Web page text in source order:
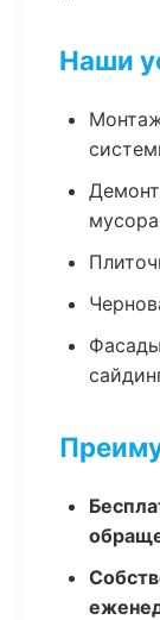
Наши
мусора